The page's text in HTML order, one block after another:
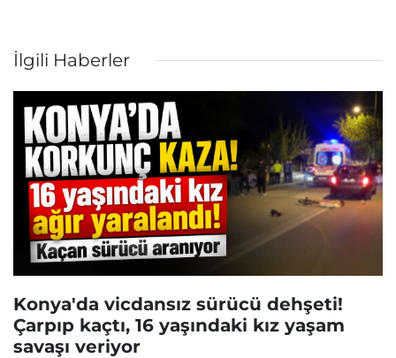
İlgili Haberler
Konya'da vicdansız sürücü dehşeti!
Çarpıp kaçtı, 16 yaşındaki kız yaşam
savaşı veriyor